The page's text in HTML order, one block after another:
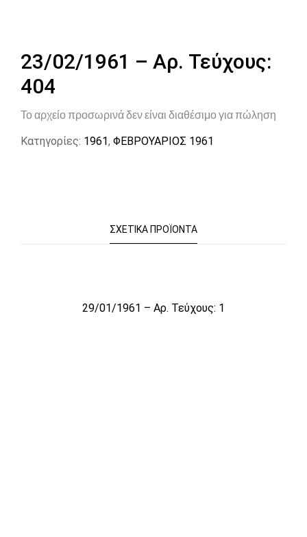
23/02/1961 – Αρ. Τεύχους:
404
Το αρχείο προσωρινά δεν είναι διαθέσιμο για πώληση
Κατηγορίες: 1961, ΦΕΒΡΟΥΑΡΙΟΣ 1961
ΣΧΕΤΙΚΆ ΠΡΟΪΌΝΤΑ
Το αρχείο προσωρινά δεν είναι διαθέσιμο για πώληση
29/01/1961 – Αρ. Τεύχους: 1